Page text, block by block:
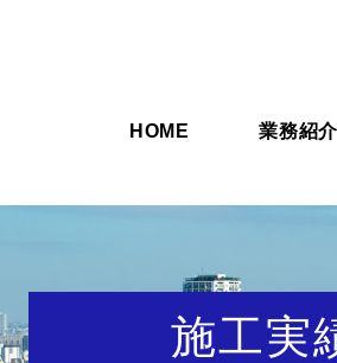
HOME 業務紹介
施工実